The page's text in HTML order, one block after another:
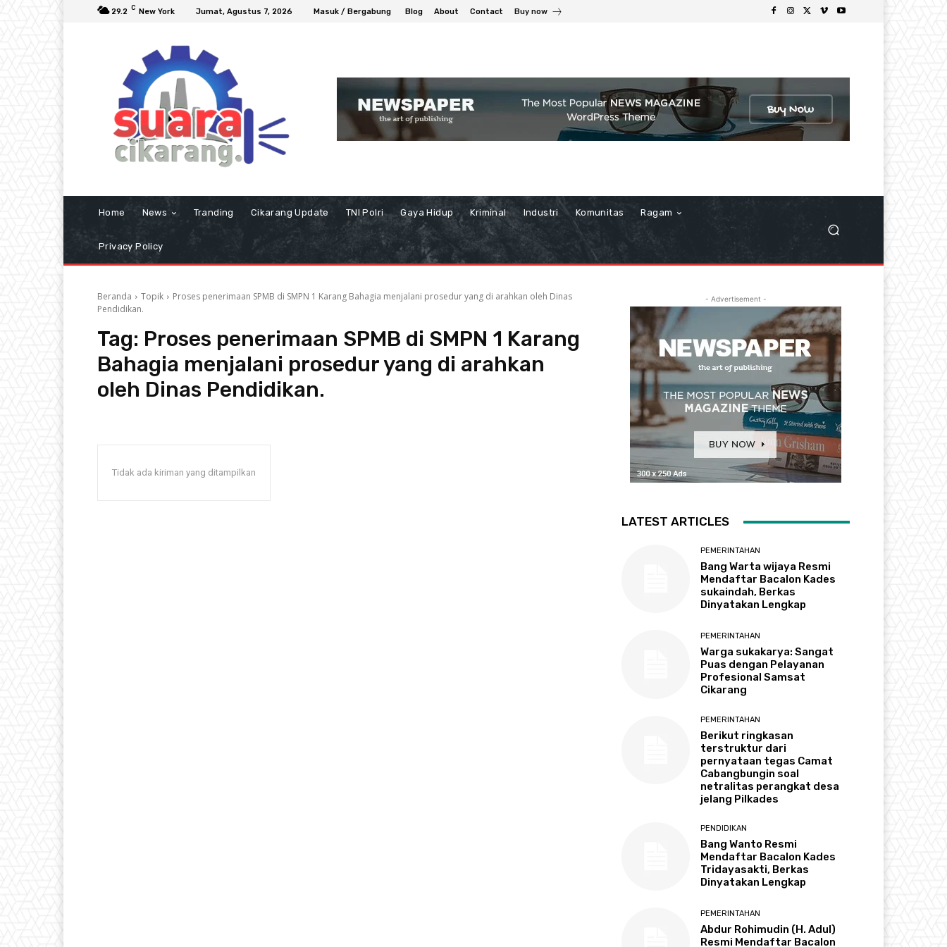
29.2 C New York Jumat, Agustus 7, 2026 Masuk / Bergabung Blog About Contact Buy now
Home News Tranding Cikarang Update TNI Polri Gaya Hidup Kriminal Industri Komunitas Ragam
Privacy Policy
Beranda Topik
Proses penerimaan SPMB di SMPN 1 Karang Bahagia menjalani prosedur yang di arahkan oleh Dinas
Pendidikan.
Tag: Proses penerimaan SPMB di SMPN 1 Karang
Bahagia menjalani prosedur yang di arahkan
oleh Dinas Pendidikan.
Tidak ada kiriman yang ditampilkan
- Advertisement -
LATEST ARTICLES
PEMERINTAHAN
Bang Warta wijaya Resmi
Mendaftar Bacalon Kades
sukaindah, Berkas
Dinyatakan Lengkap
PEMERINTAHAN
Warga sukakarya: Sangat
Puas dengan Pelayanan
Profesional Samsat
Cikarang
PEMERINTAHAN
Berikut ringkasan
terstruktur dari
pernyataan tegas Camat
Cabangbungin soal
netralitas perangkat desa
jelang Pilkades
PENDIDIKAN
Bang Wanto Resmi
Mendaftar Bacalon Kades
Tridayasakti, Berkas
Dinyatakan Lengkap
PEMERINTAHAN
Abdur Rohimudin (H. Adul)
Resmi Mendaftar Bacalon